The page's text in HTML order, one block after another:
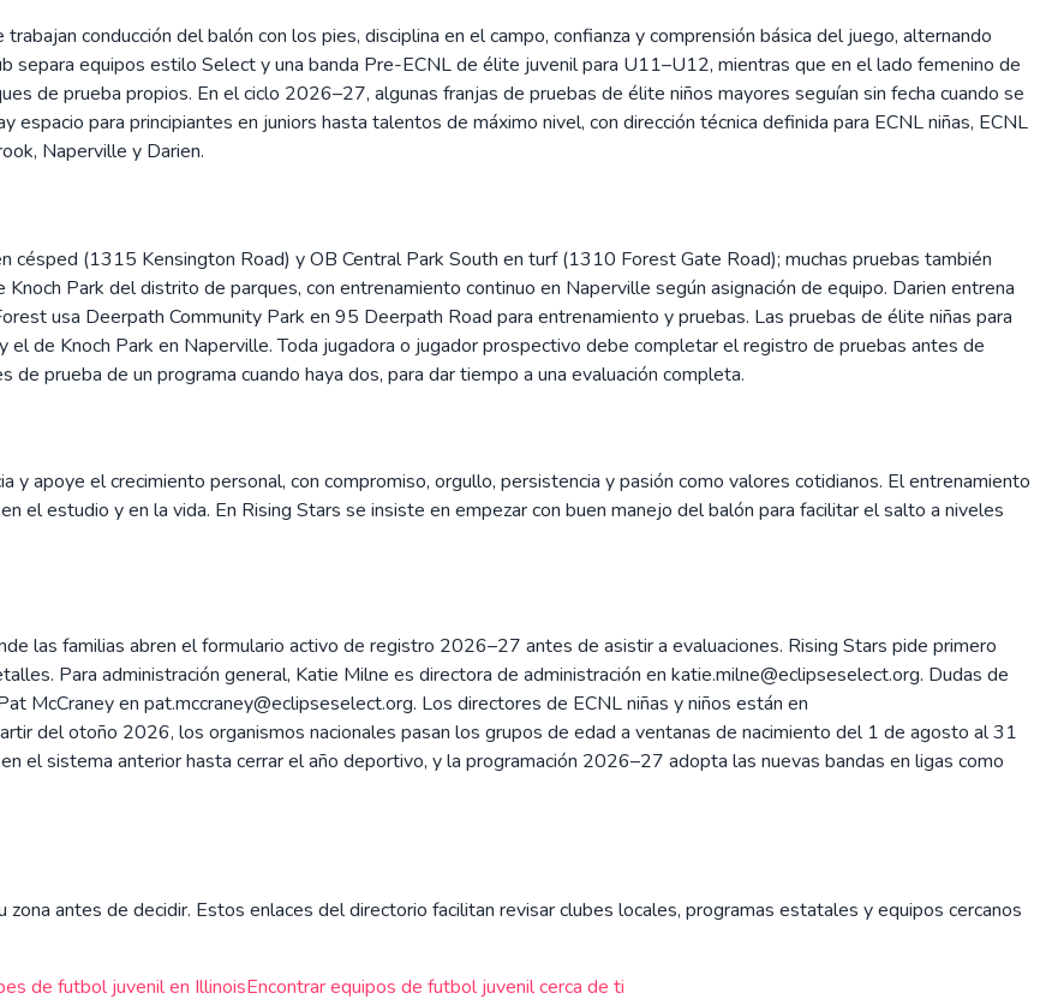
conducción del balón con los pies, disciplina en el campo, confianza y comprensión básica del juego, alternando
separa equipos estilo Select y una banda Pre-ECNL de élite juvenil para U11–U12, mientras que en el lado femenino de
de prueba propios. En el ciclo 2026–27, algunas franjas de pruebas de élite niños mayores seguían sin fecha cuando se
para principiantes en juniors hasta talentos de máximo nivel, con dirección técnica definida para ECNL niñas, ECNL
Naperville y Darien.
césped (1315 Kensington Road) y OB Central Park South en turf (1310 Forest Gate Road); muchas pruebas también
Park del distrito de parques, con entrenamiento continuo en Naperville según asignación de equipo. Darien entrena
usa Deerpath Community Park en 95 Deerpath Road para entrenamiento y pruebas. Las pruebas de élite niñas para
de Knoch Park en Naperville. Toda jugadora o jugador prospectivo debe completar el registro de pruebas antes de
prueba de un programa cuando haya dos, para dar tiempo a una evaluación completa.
y apoye el crecimiento personal, con compromiso, orgullo, persistencia y pasión como valores cotidianos. El entrenamiento
el estudio y en la vida. En Rising Stars se insiste en empezar con buen manejo del balón para facilitar el salto a niveles
las familias abren el formulario activo de registro 2026–27 antes de asistir a evaluaciones. Rising Stars pide primero
Para administración general, Katie Milne es directora de administración en katie.milne@eclipseselect.org. Dudas de
McCraney en pat.mccraney@eclipseselect.org. Los directores de ECNL niñas y niños están en
del otoño 2026, los organismos nacionales pasan los grupos de edad a ventanas de nacimiento del 1 de agosto al 31
el sistema anterior hasta cerrar el año deportivo, y la programación 2026–27 adopta las nuevas bandas en ligas como
antes de decidir. Estos enlaces del directorio facilitan revisar clubes locales, programas estatales y equipos cercanos
de futbol juvenil en IllinoisEncontrar equipos de futbol juvenil cerca de ti